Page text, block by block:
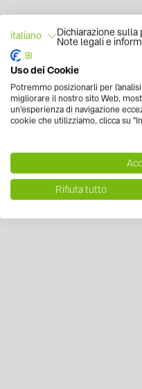
italiano Dichiarazione
Note legali e
Uso dei Cookie
Potremmo posizionarli per
migliorare il nostro sito Web,
un'esperienza di navigazione
cookie che utilizziamo, clicca su
Rifiuta tutto